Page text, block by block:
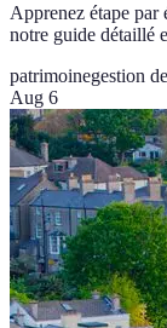
Apprenez étape par
notre guide détaillé
patrimoinegestion
Aug 6